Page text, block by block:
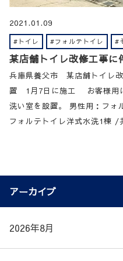
2021.01.09
#トイレ #フォルテトイレ #
某店舗トイレ改修工事
兵庫県養父市 某店舗トイレ
置 1月7日に施工 お客様用
洗い室を設置。 男性用：フォ
フォルテトイレ洋式水洗1棟
アーカイブ
2026年8月